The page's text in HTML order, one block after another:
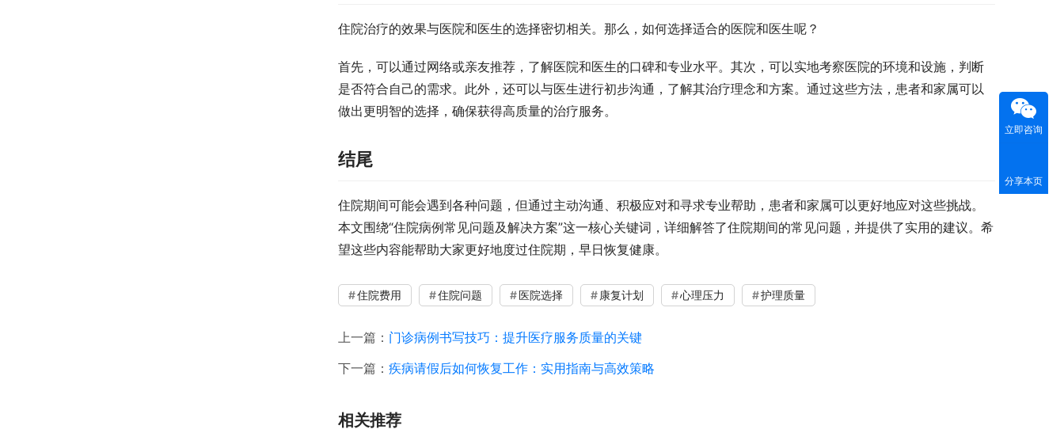
住院治疗的效果与医院和医生的选择密切相关。那么，如何选择适合的医院和医生呢？
首先，可以通过网络或亲友推荐，了解医院和医生的口碑和专业水平。其次，可以实地考察医院的环境和设施，判断
是否符合自己的需求。此外，还可以与医生进行初步沟通，了解其治疗理念和方案。通过这些方法，患者和家属可以
做出更明智的选择，确保获得高质量的治疗服务。
结尾
住院期间可能会遇到各种问题，但通过主动沟通、积极应对和寻求专业帮助，患者和家属可以更好地应对这些挑战。
本文围绕“住院病例常见问题及解决方案”这一核心关键词，详细解答了住院期间的常见问题，并提供了实用的建议。希
望这些内容能帮助大家更好地度过住院期，早日恢复健康。
住院费用 住院问题 医院选择 康复计划 心理压力 护理质量
上一篇： 门诊病例书写技巧：提升医疗服务质量的关键
下一篇： 疾病请假后如何恢复工作：实用指南与高效策略
相关推荐
立即咨询
分享本页